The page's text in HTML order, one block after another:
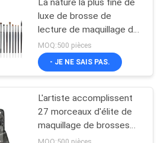
La nature la plus fine de
luxe de brosse de
lecture de maquillage de
découpe de collection
de 23 PCS se
raidit/poignée originale
MOQ:500 pièces
- JE NE SAIS PAS.
L'artiste accomplissent
27 morceaux d'élite de
maquillage de brosses
d'ensemble de collection